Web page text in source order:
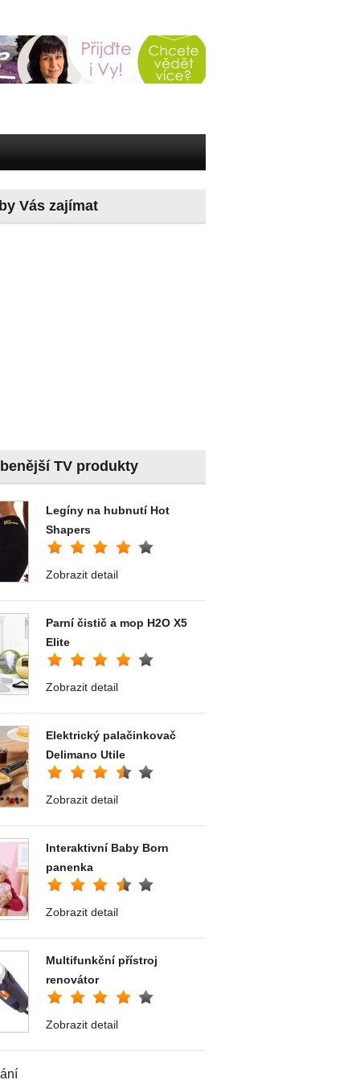
Vás zajímat
TV produkty
Legíny na hubnutí Hot
Shapers
Zobrazit detail
Parní čistič a mop H2O X5
Elite
Zobrazit detail
Elektrický palačinkovač
Delimano Utile
Zobrazit detail
Interaktivní Baby Born
panenka
Zobrazit detail
Multifunkční přístroj
renovátor
Zobrazit detail